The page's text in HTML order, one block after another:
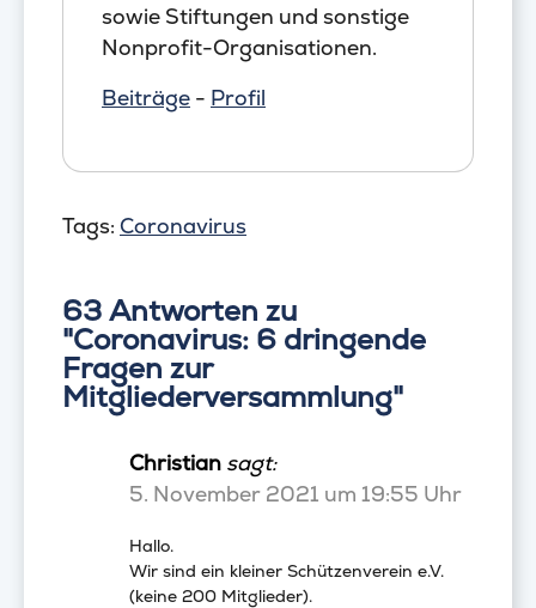
sowie Stiftungen und sonstige
Nonprofit-Organisationen.
Beiträge - Profil
Tags: Coronavirus
63 Antworten zu
"Coronavirus: 6 dringende
Fragen zur
Mitgliederversammlung"
Christian sagt:
5. November 2021 um 19:55 Uhr
Hallo.
Wir sind ein kleiner Schützenverein e.V.
(keine 200 Mitglieder).